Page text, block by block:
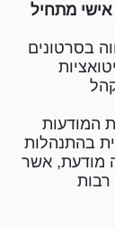
מתחיל
בסרטונים
המודעות
בהתנהלות
מודעת, אשר
רבות